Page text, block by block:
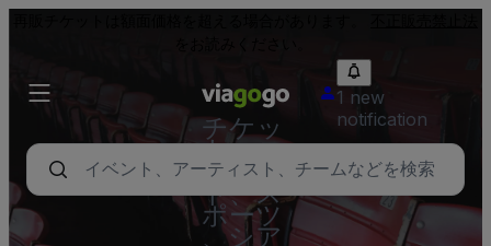
チケッ
ト - コ
ンサー
ト、ス
ポーツ
、シア
1 new
notification